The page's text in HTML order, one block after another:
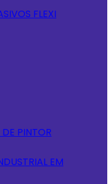
FLEXI
PINTOR
EM